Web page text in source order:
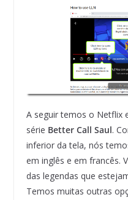
A seguir temos o Netflix
série Better Call Saul.
inferior da tela, nós
em inglês e em francês.
das legendas que
Temos muitas outras